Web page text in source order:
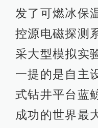
发了可燃冰保
控源电磁探测
采大型模拟实
一提的是自主
式钻井平台蓝
成功的世界最